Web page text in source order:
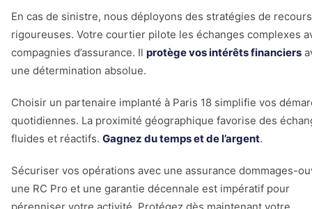
En cas de sinistre, nous déployons des stratégies de recours
rigoureuses. Votre courtier pilote les échanges complexes
compagnies d’assurance. Il protège vos intérêts financiers
une détermination absolue.
Choisir un partenaire implanté à Paris 18 simplifie vos
quotidiennes. La proximité géographique favorise des
fluides et réactifs. Gagnez du temps et de l’argent.
Sécuriser vos opérations avec une assurance dommages-
une RC Pro et une garantie décennale est impératif pour